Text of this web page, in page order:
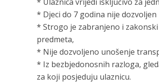
* Djeci do 7 godina nije
* Strogo je zabranjeno i
predmeta,
* Nije dozvoljeno unošenje
* Iz bezbjedonosnih razloga,
za koji posjeduju ulaznicu.